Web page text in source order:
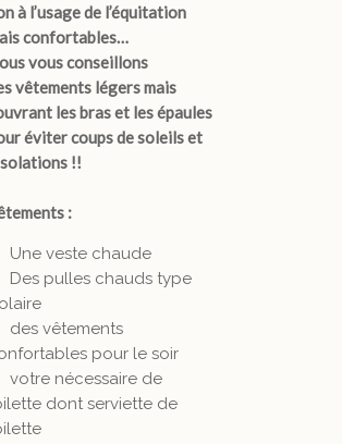
à l’usage de l’équitation
confortables…
vous conseillons
vêtements légers mais
les bras et les épaules
éviter coups de soleils et
!!
:
Une veste chaude
Des pulles chauds type
des vêtements
pour le soir
votre nécessaire de
dont serviette de